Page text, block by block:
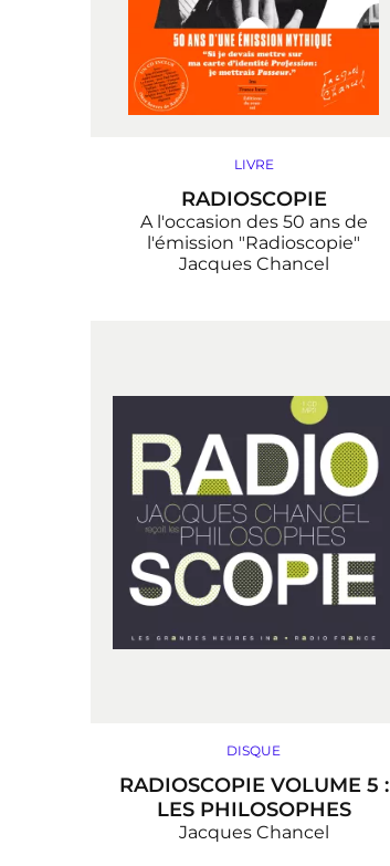
LIVRE
RADIOSCOPIE
A l'occasion des 50 ans de
l'émission "Radioscopie"
Jacques Chancel
DISQUE
RADIOSCOPIE VOLUME 5 :
LES PHILOSOPHES
Jacques Chancel